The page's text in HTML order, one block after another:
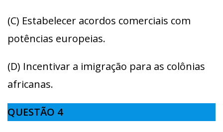
(C) Estabelecer acordos comerciais com
potências europeias.
(D) Incentivar a imigração para as colônias
africanas.
QUESTÃO 4